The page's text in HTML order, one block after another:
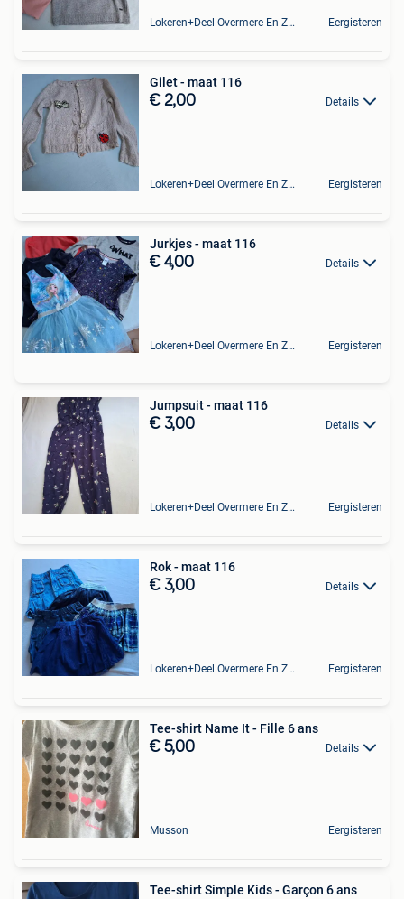
Lokeren+Deel Overmere En Zele Eergisteren
Gilet - maat 116
€ 2,00 Details
Lokeren+Deel Overmere En Zele Eergisteren
Jurkjes - maat 116
€ 4,00 Details
Lokeren+Deel Overmere En Zele Eergisteren
Jumpsuit - maat 116
€ 3,00 Details
Lokeren+Deel Overmere En Zele Eergisteren
Rok - maat 116
€ 3,00 Details
Lokeren+Deel Overmere En Zele Eergisteren
Tee-shirt Name It - Fille 6 ans
€ 5,00 Details
Musson Eergisteren
Tee-shirt Simple Kids - Garçon 6 ans